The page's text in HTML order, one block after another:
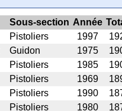
Sous-section Année
Pistoliers 1997
Guidon 1975
Pistoliers 1985
Pistoliers 1969
Pistoliers 1990
Pistoliers 1980